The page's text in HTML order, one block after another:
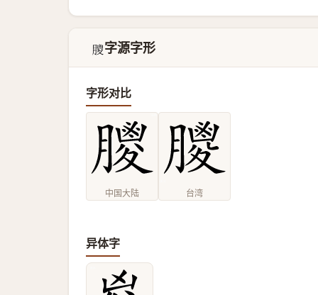
𦡙 字源字形
字形对比
中国大陆 台湾
异体字